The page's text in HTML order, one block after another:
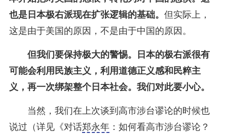
也是日本极右派现在扩张逻辑的基础。 但实际上，
这是由于美国的原因，不是由于中国的原因。
但我们要保持极大的警惕。日本的极右派很有
可能会利用民族主义，利用道德正义感和民粹主
义，再一次绑架整个日本社会。我们对此要小心。
当然，我们在上次谈到高市涉台谬论的时候也
说过（详见《对话郑永年：如何看高市涉台谬论？